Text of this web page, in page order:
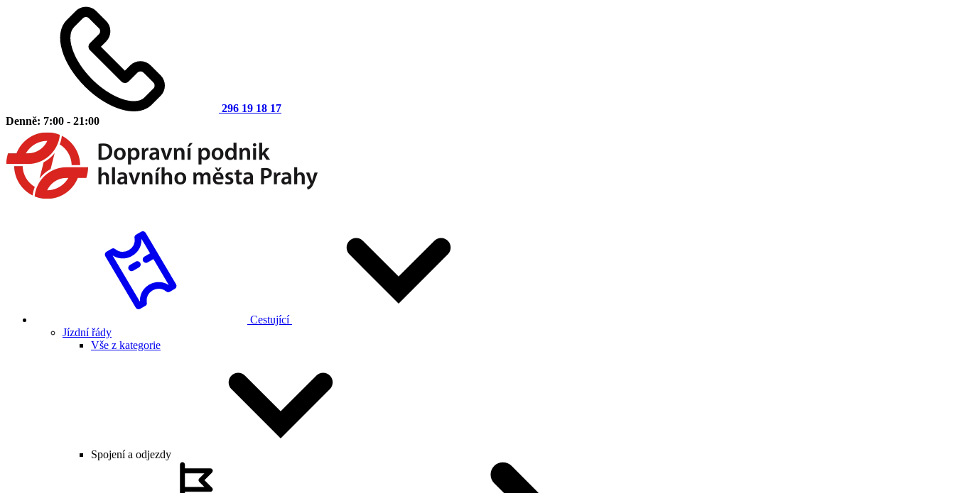
296 19 18 17
Denně: 7:00 - 21:00
Cestující
Jízdní řády
Vše z kategorie
Spojení a odjezdy